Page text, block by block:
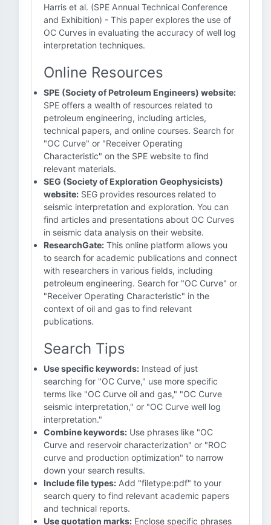
Harris et al. (SPE Annual Technical Conference
and Exhibition) - This paper explores the use of
OC Curves in evaluating the accuracy of well log
interpretation techniques.
Online Resources
SPE (Society of Petroleum Engineers) website:
SPE offers a wealth of resources related to
petroleum engineering, including articles,
technical papers, and online courses. Search for
"OC Curve" or "Receiver Operating
Characteristic" on the SPE website to find
relevant materials.
SEG (Society of Exploration Geophysicists)
website: SEG provides resources related to
seismic interpretation and exploration. You can
find articles and presentations about OC Curves
in seismic data analysis on their website.
ResearchGate: This online platform allows you
to search for academic publications and connect
with researchers in various fields, including
petroleum engineering. Search for "OC Curve" or
"Receiver Operating Characteristic" in the
context of oil and gas to find relevant
publications.
Search Tips
Use specific keywords: Instead of just
searching for "OC Curve," use more specific
terms like "OC Curve oil and gas," "OC Curve
seismic interpretation," or "OC Curve well log
interpretation."
Combine keywords: Use phrases like "OC
Curve and reservoir characterization" or "ROC
curve and production optimization" to narrow
down your search results.
Include file types: Add "filetype:pdf" to your
search query to find relevant academic papers
and technical reports.
Use quotation marks: Enclose specific phrases